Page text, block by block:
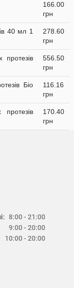
166.00
грн
40 мл 1
278.60
грн
556.50
грн
Біо
116.16
грн
170.40
грн
8:00 - 21:00
9:00 - 20:00
10:00 - 20:00